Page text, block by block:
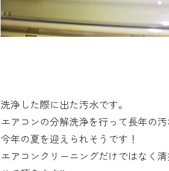
洗浄した際に出た汚水です。
エアコンの分解洗浄を行って長年の
今年の夏を迎えられそうです！
エアコンクリーニングだけではなく